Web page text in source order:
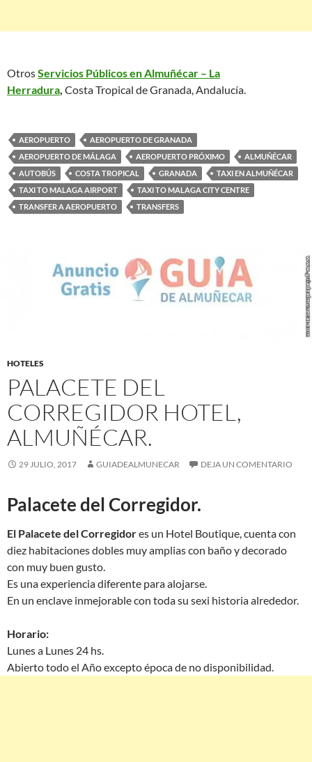
OtrosServicios Públicos en Almuñécar – La
Herradura Costa Tropical de Granada, Andalucía.
AEROPUERTO
AEROPUERTO DE GRANADA
AEROPUERTO DE MÁLAGA
AEROPUERTO PRÓXIMO
ALMUÑÉCAR
AUTOBÚS
COSTA TROPICAL GRANADA
TAXI EN ALMUÑÉCAR
TAXI TO MALAGA AIRPORT
TAXI TO MALAGA CITY CENTRE
TRANSFER A AEROPUERTO
TRANSFERS
HOTELES
PALACETE DEL
CORREGIDOR HOTEL,
ALMUÑÉCAR.
29 JULIO, 2017 GUIADEALMUNECAR DEJA UN COMENTARIO
Palacete del Corregidor.
El Palacete del Corregidores un Hotel Boutique, cuenta con
diez habitaciones dobles muy amplias con baño y decorado
con muy buen gusto.
Es una experiencia diferente para alojarse.
En un enclave inmejorable con toda su sexi historia alrededor.
Horario:
Lunes a Lunes 24 hs.
Abierto todo el Año excepto época de no disponibilidad.